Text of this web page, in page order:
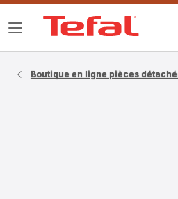
Ouvrir
Boutique en ligne pièces